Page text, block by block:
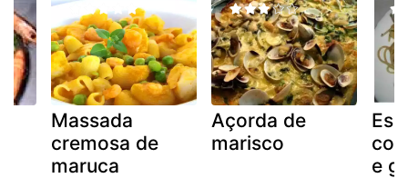
Massada
cremosa de
maruca
Açorda de
marisco
e